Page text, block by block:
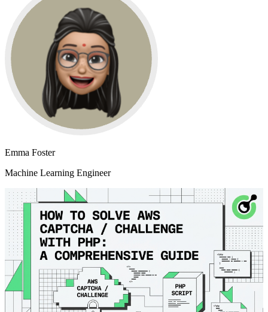
Emma Foster
Machine Learning Engineer